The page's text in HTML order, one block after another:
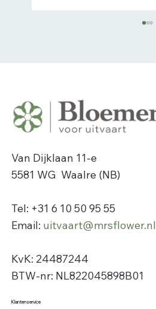
Troostbloemen voor
herdenkingsmomenten
Van Dijklaan 11-e
5581 WG Waalre (NB)
Tel: +31 6 10 50 95 55
Email: uitvaart@mrsflower.nl
KvK: 24487244
BTW-nr: NL822045898B01
Klantenservice